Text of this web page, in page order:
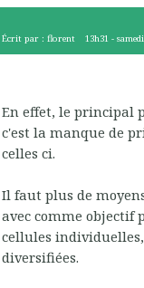
Écrit par : florent 13h31 -
En effet, le principal
c'est la manque de
celles ci.
Il faut plus de
avec comme
cellules
diversifiées.